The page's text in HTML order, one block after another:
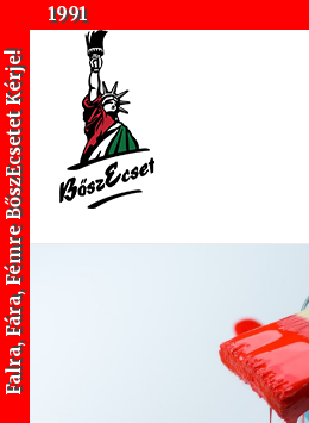
Falra, Fára, Fémre BőszEcsetet Kérje!
1991